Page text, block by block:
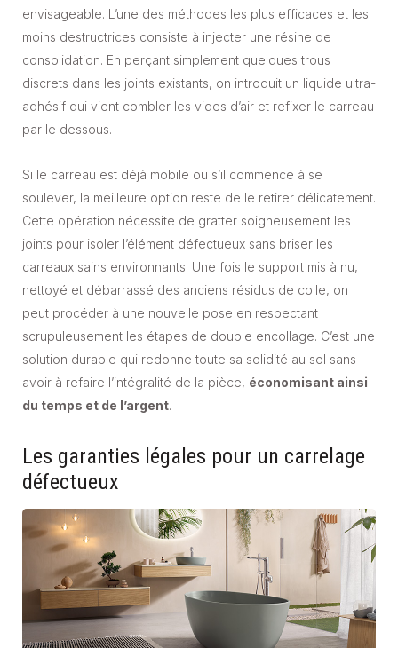
envisageable. L’une des méthodes les plus efficaces et les
moins destructrices consiste à injecter une résine de
consolidation. En perçant simplement quelques trous
discrets dans les joints existants, on introduit un liquide ultra-
adhésif qui vient combler les vides d’air et refixer le carreau
par le dessous.
Si le carreau est déjà mobile ou s’il commence à se
soulever, la meilleure option reste de le retirer délicatement.
Cette opération nécessite de gratter soigneusement les
joints pour isoler l’élément défectueux sans briser les
carreaux sains environnants. Une fois le support mis à nu,
nettoyé et débarrassé des anciens résidus de colle, on
peut procéder à une nouvelle pose en respectant
scrupuleusement les étapes de double encollage. C’est une
solution durable qui redonne toute sa solidité au sol sans
avoir à refaire l’intégralité de la pièce, économisant ainsi
du temps et de l’argent.
Les garanties légales pour un carrelage
défectueux